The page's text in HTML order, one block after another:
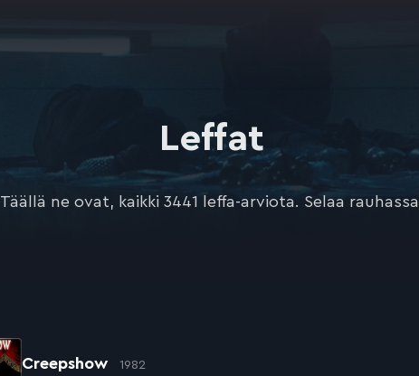
Leffat
Täällä ne ovat, kaikki 3441 leffa-arviota. Selaa rauhassa.
Creepshow 1982